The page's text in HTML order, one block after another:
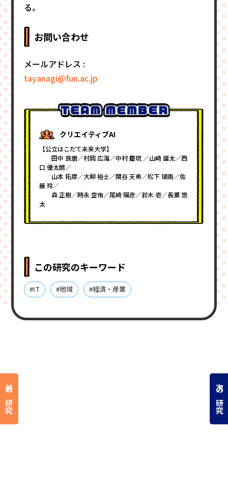
る。
お問い合わせ
メールアドレス :
tayanagi@fun.ac.jp
クリエイティブAI
【公立はこだて未来大学】
田中 良磨／村岡 広海／中村 慶琉 ／山崎 雄太／西
口 優太朗／
山本 拓摩／大柳 裕士／関谷 天希／松下 瑚南／佐
藤 玲／
森 正樹／時永 空侑／尾崎 陽彦／鈴木 壱／長瀬 悠
太
この研究のキーワード
#IT #地域 #経済・産業
前の研究 次の研究